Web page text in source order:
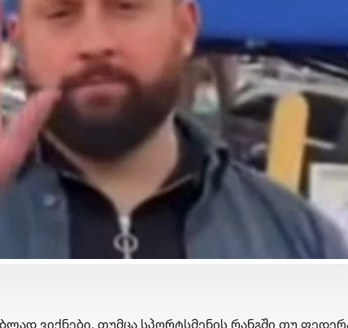
ვიქნები, თუმცა სპორტსმენის რანგში თუ
ბიზნესი & ეკონომიკა
საქართველოს ბანკის
„მცირე ბიზნესის ჯაჭვში“
უკვე 30 ბიზნესი ჩაერთო
ბიზნესი & ეკონომიკა
საქართველოს
და მდგრადობის
ოსაძემ
ფორუმზე
დაფინანსების